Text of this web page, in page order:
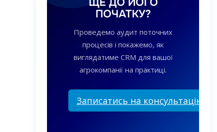
ПОЧАТКУ?
Проведемо аудит поточних
процесів і покажемо, як
виглядатиме CRM для вашої
агрокомпанії на практиці.
Записатись на консультацію